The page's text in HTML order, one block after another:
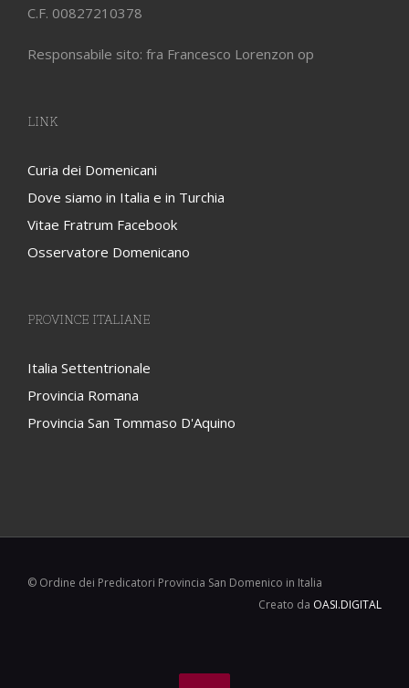
C.F. 00827210378
Responsabile sito: fra Francesco Lorenzon op
LINK
Curia dei Domenicani
Dove siamo in Italia e in Turchia
Vitae Fratrum Facebook
Osservatore Domenicano
PROVINCE ITALIANE
Italia Settentrionale
Provincia Romana
Provincia San Tommaso D'Aquino
© Ordine dei Predicatori Provincia San Domenico in Italia
Creato da OASI.DIGITAL